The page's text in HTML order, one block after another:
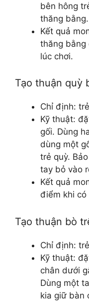
bên hông
thăng bằng.
Kết quả
thăng bằng
lúc chơi.
Tạo thuận quỳ
Chỉ định:
Kỹ thuật:
gối. Dùng
dùng một
trẻ quỳ.
tay bỏ vào
Kết quả
điểm khi có
Tạo thuận bò
Chỉ định:
Kỹ thuật:
chân dưới
Dùng một
kia giữ bàn